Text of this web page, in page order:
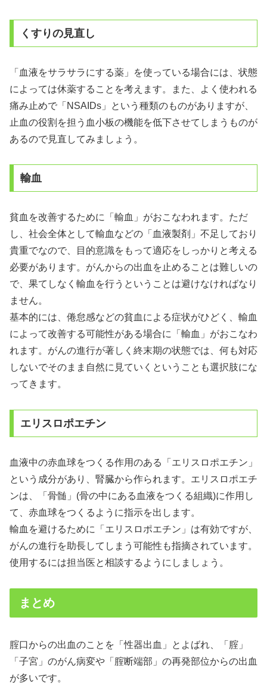
くすりの見直し
「血液をサラサラにする薬」を使っている場合には、状態
によっては休薬することを考えます。また、よく使われる
痛み止めで「NSAIDs」という種類のものがありますが、
止血の役割を担う血小板の機能を低下させてしまうものが
あるので見直してみましょう。
輸血
貧血を改善するために「輸血」がおこなわれます。ただ
し、社会全体として輸血などの「血液製剤」不足しており
貴重でなので、目的意識をもって適応をしっかりと考える
必要があります。がんからの出血を止めることは難しいの
で、果てしなく輸血を行うということは避けなければなり
ません。
基本的には、倦怠感などの貧血による症状がひどく、輸血
によって改善する可能性がある場合に「輸血」がおこなわ
れます。がんの進行が著しく終末期の状態では、何も対応
しないでそのまま自然に見ていくということも選択肢にな
ってきます。
エリスロポエチン
血液中の赤血球をつくる作用のある「エリスロポエチン」
という成分があり、腎臓から作られます。エリスロポエチ
ンは、「骨髄」(骨の中にある血液をつくる組織)に作用し
て、赤血球をつくるように指示を出します。
輸血を避けるために「エリスロポエチン」は有効ですが、
がんの進行を助長してしまう可能性も指摘されています。
使用するには担当医と相談するようにしましょう。
まとめ
腟口からの出血のことを「性器出血」とよばれ、「腟」
「子宮」のがん病変や「腟断端部」の再発部位からの出血
が多いです。